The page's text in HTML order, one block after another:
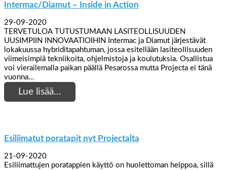
Intermac/Diamut – Inside in Action
29-09-2020
TERVETULOA TUTUSTUMAAN LASITEOLLISUUDEN
UUSIMPIIN INNOVAATIOIHIN Intermac ja Diamut järjestävät
lokakuussa hybriditapahtuman, jossa esitellään lasiteollisuuden
viimeisimpiä tekniikoita, ohjelmistoja ja koulutuksia. Osallistua
voi vierailemalla paikan päällä Pesarossa mutta Projecta ei tänä
vuonna…
Lue lisää…
Esiliimatut poratapit nyt Projectalta
21-09-2020
Esiliimattujen poratappien käyttö on huolettoman helppoa, sillä